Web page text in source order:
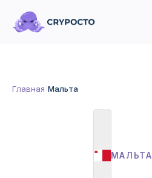
Главная Мальта
МАЛЬТА